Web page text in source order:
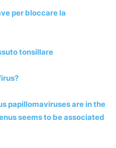
per bloccare la
tonsillare
papillomaviruses are in the
seems to be associated